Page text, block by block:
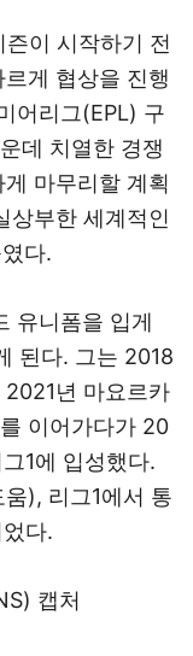
이 시작하기 전
게 협상을 진행
어리그(EPL) 구
데 치열한 경쟁
마무리할 계획
상부한 세계적인
다.
유니폼을 입게
된다. 그는 2018
년 마요르카
이어가다가 20
1에 입성했다.
), 리그1에서 통
다.
캡처